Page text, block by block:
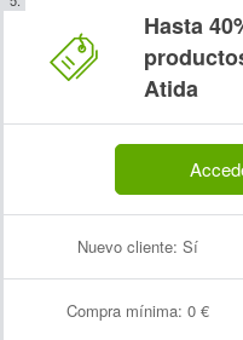
Hasta
Atida
Nuevo cliente: Sí
Compra mínima: 0 €